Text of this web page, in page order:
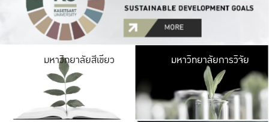
มหาวิทยาลัยสีเขียว มหาวิ
มีพื้นที่เขียวสดใส
เป็นป่าในเมือง เกษต
มหาวิทยาลัยการวิจัย